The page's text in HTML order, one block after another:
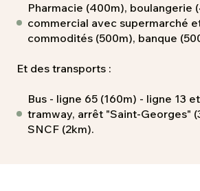
Pharmacie (400m), boulangerie
commercial avec supermarché
commodités (500m), banque
Et des transports :
Bus - ligne 65 (160m) - ligne 13
tramway, arrêt "Saint-Georges"
SNCF (2km).